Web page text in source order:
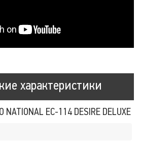
характеристики
EC-114 DESIRE DELUXE